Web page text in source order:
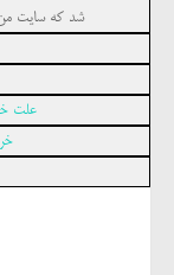
شد که سایت
علت